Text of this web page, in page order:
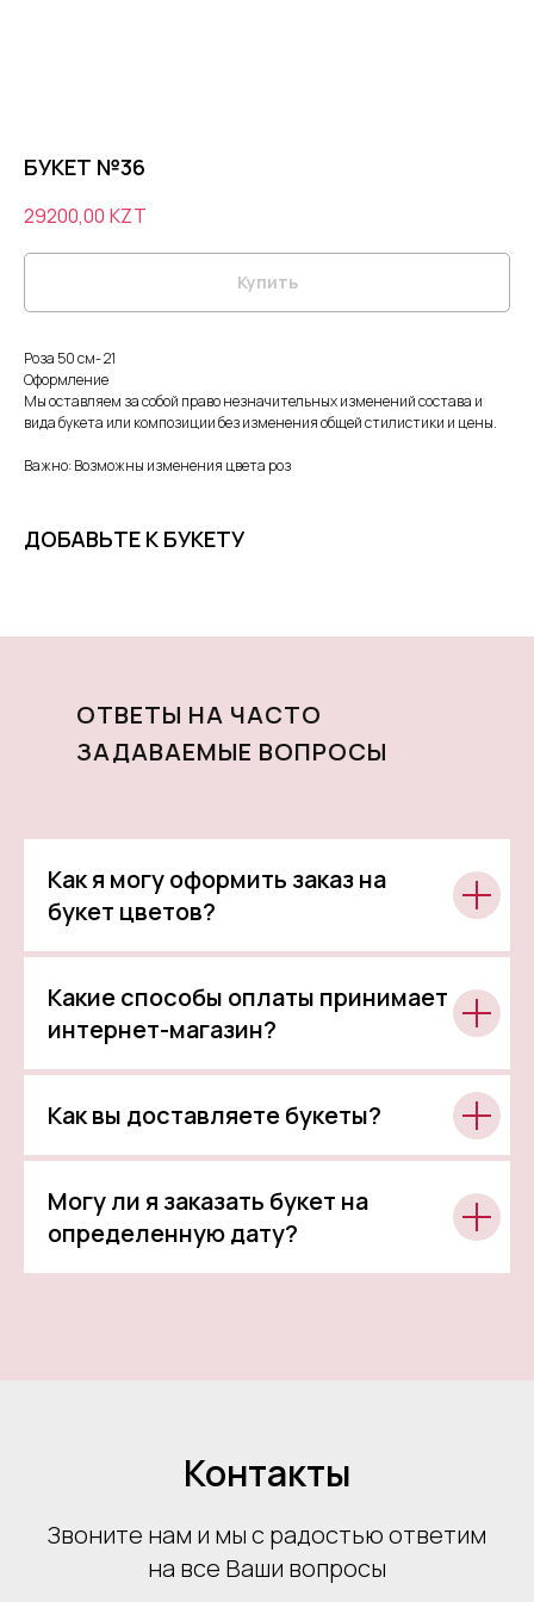
БУКЕТ №36
29200,00 KZT
Купить
Роза 50 см- 21
Оформление
Мы оставляем за собой право незначительных изменений состава и
вида букета или композиции без изменения общей стилистики и цены.
Важно: Возможны изменения цвета роз
ДОБАВЬТЕ К БУКЕТУ
ОТВЕТЫ НА ЧАСТО
ЗАДАВАЕМЫЕ ВОПРОСЫ
Как я могу оформить заказ на
букет цветов?
Какие способы оплаты принимает
интернет-магазин?
Как вы доставляете букеты?
Могу ли я заказать букет на
определенную дату?
Контакты
Звоните нам и мы с радостью ответим
на все Ваши вопросы